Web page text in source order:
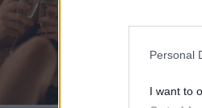
Personal
I want to